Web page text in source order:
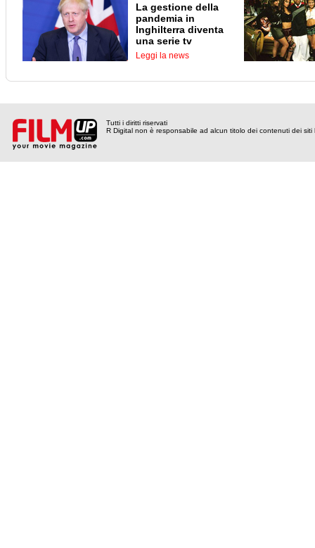
La gestione della
pandemia in
Inghilterra diventa
una serie tv
Leggi la news
Tutti i diritti riservati
R Digital non è responsabile ad alcun titolo dei contenuti dei siti